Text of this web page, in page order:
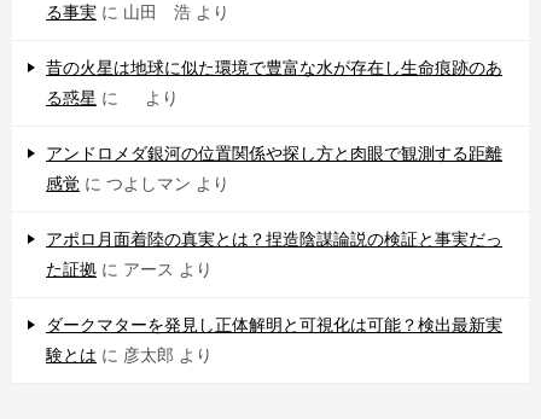
る事実 に 山田 浩 より
昔の火星は地球に似た環境で豊富な水が存在し生命痕跡のあ
る惑星 に より
アンドロメダ銀河の位置関係や探し方と肉眼で観測する距離
感覚 に つよしマン より
アポロ月面着陸の真実とは？捏造陰謀論説の検証と事実だっ
た証拠 に アース より
ダークマターを発見し正体解明と可視化は可能？検出最新実
験とは に 彦太郎 より